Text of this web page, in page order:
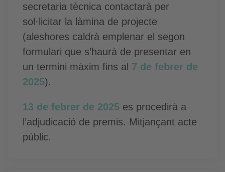
secretaria tècnica contactarà per
sol·licitar la làmina de projecte
(aleshores caldrà emplenar el segon
formulari que s’haurà de presentar en
un termini màxim fins al 7 de febrer de
2025).
13 de febrer de 2025 es procedirà a
l’adjudicació de premis. Mitjançant acte
públic.